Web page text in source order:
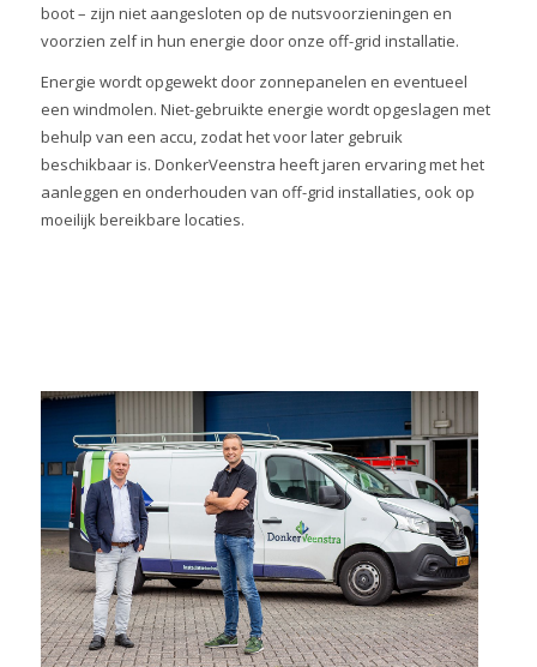
boot – zijn niet aangesloten op de nutsvoorzieningen en
voorzien zelf in hun energie door onze off-grid installatie.
Energie wordt opgewekt door zonnepanelen en eventueel
een windmolen. Niet-gebruikte energie wordt opgeslagen met
behulp van een accu, zodat het voor later gebruik
beschikbaar is. DonkerVeenstra heeft jaren ervaring met het
aanleggen en onderhouden van off-grid installaties, ook op
moeilijk bereikbare locaties.